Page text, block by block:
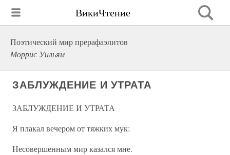
ВикиЧтение
Поэтический мир прерафаэлитов
Моррис Уильям
ЗАБЛУЖДЕНИЕ И УТРАТА
ЗАБЛУЖДЕНИЕ И УТРАТА
Я плакал вечером от тяжких мук:
Несовершенным мир казался мне.